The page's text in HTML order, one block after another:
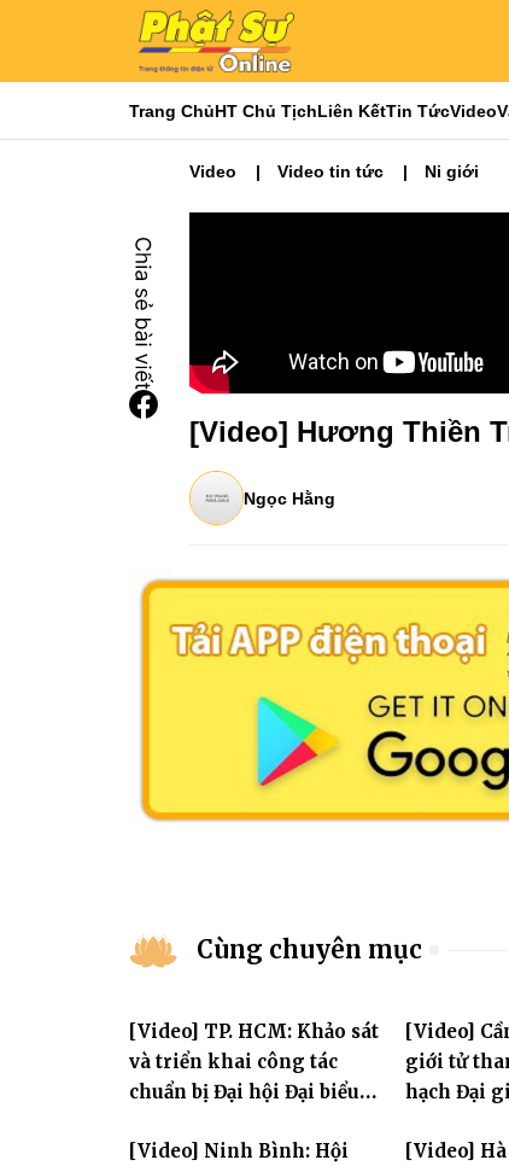
Trang ChủHT Chủ TịchLiên KếtTin TứcVideo
Video Video tin tức Ni giới
[Video] Hương Thiền
Ngọc Hằng
Cùng chuyên mục
[Video] TP. HCM: Khảo sát
và triển khai công tác
chuẩn bị Đại hội Đại biểu
thứ X, nhiệm kỳ 2026-2031
[Video]
giới tử
hạch Đại
[Video] Ninh Bình: Hội
[Video]